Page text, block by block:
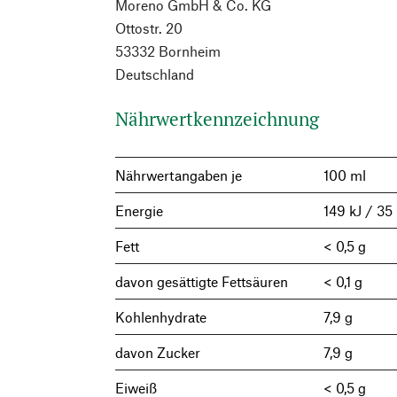
Moreno GmbH & Co. KG
Ottostr. 20
53332 Bornheim
Deutschland
Nährwertkennzeichnung
Nährwertangaben je 100 ml
Energie 149 kJ / 35
Fett < 0,5 g
davon gesättigte Fettsäuren < 0,1 g
Kohlenhydrate 7,9 g
davon Zucker 7,9 g
Eiweiß < 0,5 g